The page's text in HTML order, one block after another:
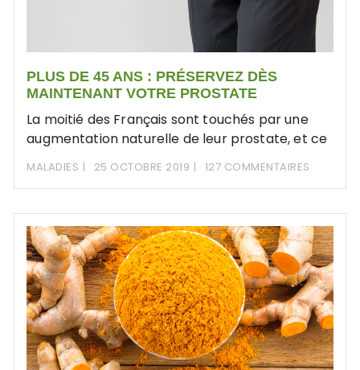
PLUS DE 45 ANS : PRÉSERVEZ DÈS
MAINTENANT VOTRE PROSTATE
La moitié des Français sont touchés par une
augmentation naturelle de leur prostate, et ce
MALADIES 25 OCTOBRE 2019 127 COMMENTAIRES